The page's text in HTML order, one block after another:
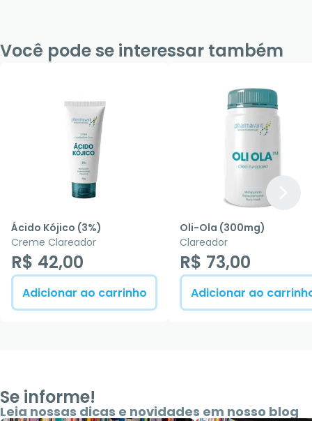
Você pode se interessar também
Ácido Kójico (3%)
Creme Clareador
R$ 42,00
Adicionar ao carrinho
Oli-Ola (300mg)
Clareador
R$ 73,00
Adicionar ao
Se informe!
Leia nossas dicas e novidades em nosso blog